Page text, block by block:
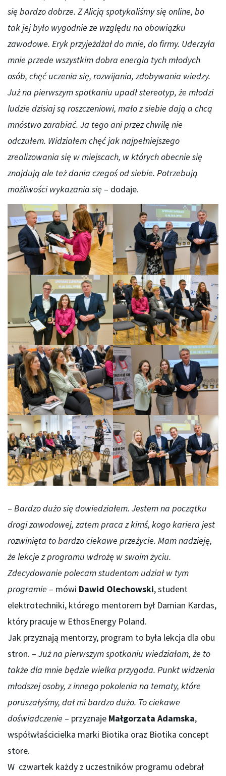
się bardzo dobrze. Z Alicją spotykaliśmy się online, bo
tak jej było wygodnie ze względu na obowiązku
zawodowe. Eryk przyjeżdżał do mnie, do firmy. Uderzyła
mnie przede wszystkim dobra energia tych młodych
osób, chęć uczenia się, rozwijania, zdobywania wiedzy.
Już na pierwszym spotkaniu upadł stereotyp, że młodzi
ludzie dzisiaj są roszczeniowi, mało z siebie dają a chcą
mnóstwo zarabiać. Ja tego ani przez chwilę nie
odczułem. Widziałem chęć jak najpełniejszego
zrealizowania się w miejscach, w których obecnie się
znajdują ale też dania czegoś od siebie. Potrzebują
możliwości wykazania się – dodaje.
– Bardzo dużo się dowiedziałem. Jestem na początku
drogi zawodowej, zatem praca z kimś, kogo kariera jest
rozwinięta to bardzo ciekawe przeżycie. Mam nadzieję,
że lekcje z programu wdrożę w swoim życiu.
Zdecydowanie polecam studentom udział w tym
programie – mówi Dawid Olechowski, student
elektrotechniki, którego mentorem był Damian Kardas,
który pracuje w EthosEnergy Poland.
Jak przyznają mentorzy, program to była lekcja dla obu
stron. – Już na pierwszym spotkaniu wiedziałam, że to
także dla mnie będzie wielka przygoda. Punkt widzenia
młodszej osoby, z innego pokolenia na tematy, które
poruszałyśmy, dał mi bardzo dużo. To ciekawe
doświadczenie – przyznaje Małgorzata Adamska,
współwłaścicielka marki Biotika oraz Biotika concept
store.
W czwartek każdy z uczestników programu odebrał